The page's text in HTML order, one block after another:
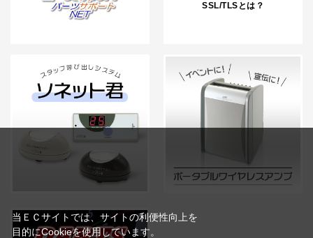
SSL/TLSとは？
当ＥＣサイトでは、サイトの利便性向上を
目的にCookieを使用しています。